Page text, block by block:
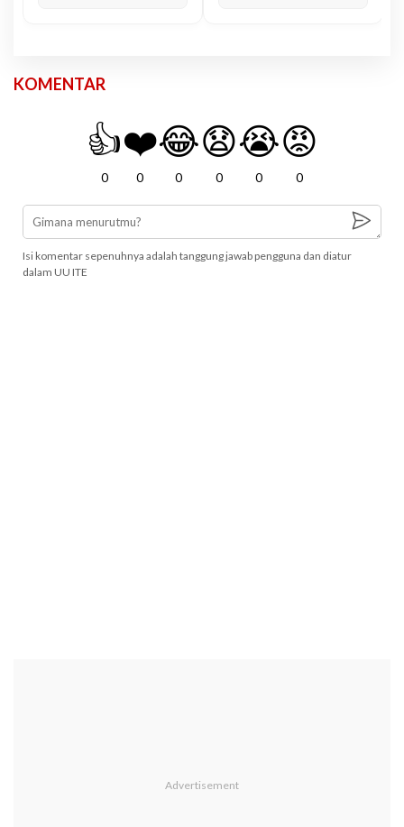
KOMENTAR
👍
0
❤️
0
😂
0
😧
0
😭
0
😡
0
Isi komentar sepenuhnya adalah tanggung jawab pengguna dan diatur
dalam UU ITE